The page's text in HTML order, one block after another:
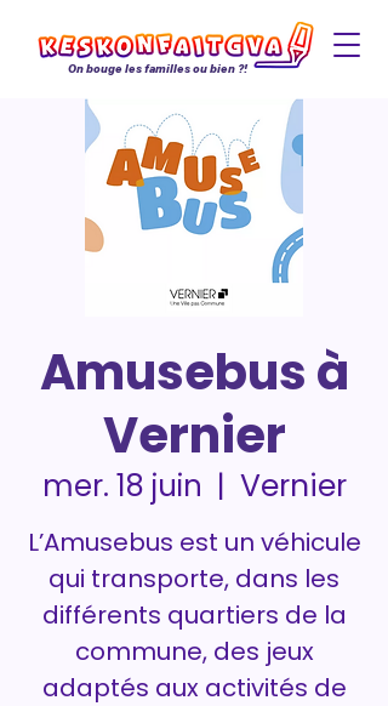
On bouge les familles ou bien ?!
Amusebus à
Vernier
mer. 18 juin
  |
Vernier
L’Amusebus est un véhicule
qui transporte, dans les
différents quartiers de la
commune, des jeux
adaptés aux activités de